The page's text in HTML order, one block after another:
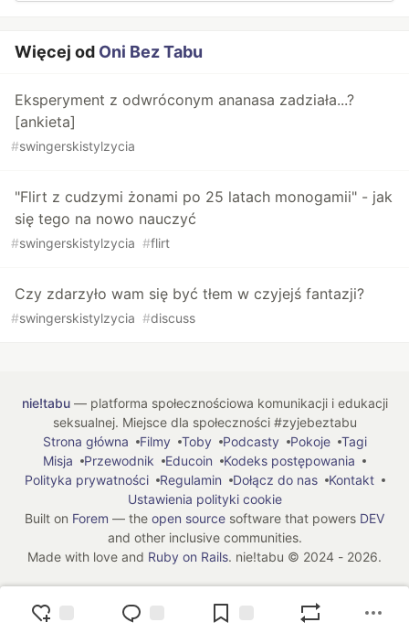
Więcej od Oni Bez Tabu
Eksperyment z odwróconym ananasa zadziała...?
[ankieta]
#swingerskistylzycia
"Flirt z cudzymi żonami po 25 latach monogamii" - jak
się tego na nowo nauczyć
#swingerskistylzycia #flirt
Czy zdarzyło wam się być tłem w czyjejś fantazji?
#swingerskistylzycia #discuss
nie!tabu— platforma społecznościowa komunikacji i edukacji
seksualnej. Miejsce dla społeczności #zyjebeztabu
Strona główna
Filmy Toby Podcasty Pokoje
Tagi
Misja
Przewodnik Educoin
Kodeks postępowania
Polityka prywatności
Regulamin Dołącz do nas
Kontakt
Ustawienia polityki cookie
Built on Forem — the open source software that powers DEV
and other inclusive communities.
Made with love and Ruby on Rails. nie!tabu © 2024 - 2026.